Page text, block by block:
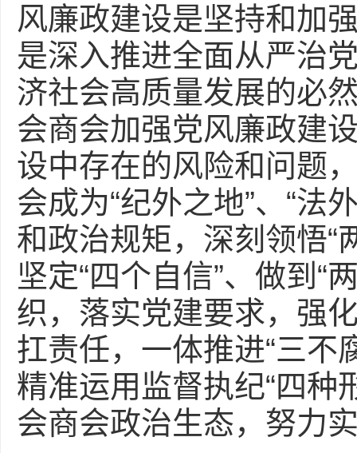
风廉政建设是坚持和加
是深入推进全面从严治
济社会高质量发展的必
会商会加强党风廉政建
设中存在的风险和问题
会成为“纪外之地”、“法
和政治规矩，深刻领悟“
坚定“四个自信”、做到“
织，落实党建要求，强
扛责任，一体推进“三不
精准运用监督执纪“四种
会商会政治生态，努力